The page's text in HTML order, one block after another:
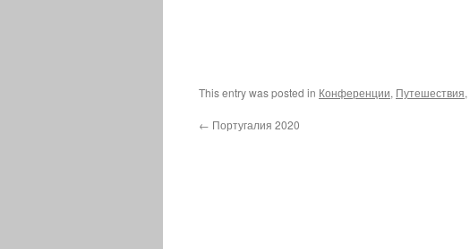
This entry was posted in Конференции, Путешествия,
← Португалия 2020